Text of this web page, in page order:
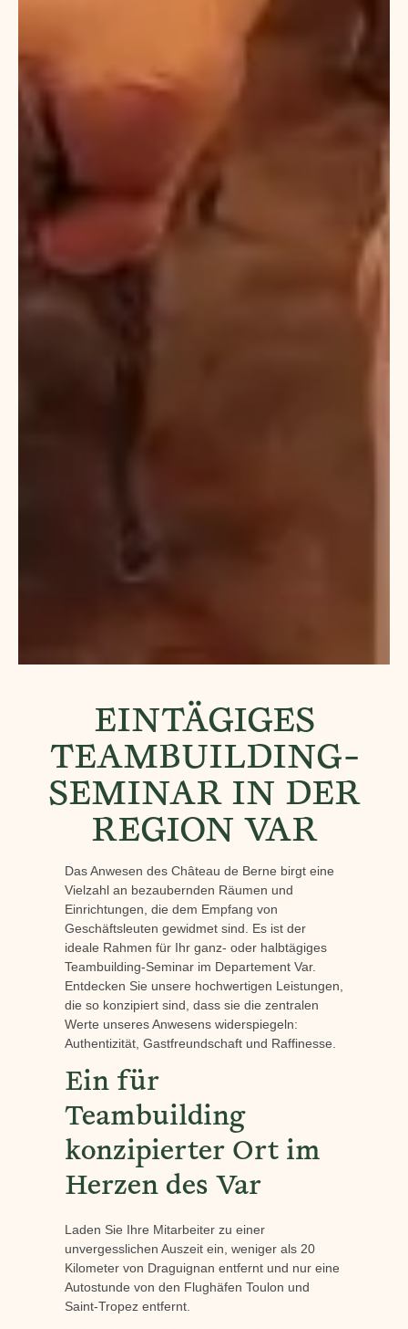
EINTÄGIGES
TEAMBUILDING-
SEMINAR IN DER
REGION VAR
Das Anwesen des Château de Berne birgt eine
Vielzahl an bezaubernden Räumen und
Einrichtungen, die dem Empfang von
Geschäftsleuten gewidmet sind. Es ist der
ideale Rahmen für Ihr ganz- oder halbtägiges
Teambuilding-Seminar im Departement Var.
Entdecken Sie unsere hochwertigen Leistungen,
die so konzipiert sind, dass sie die zentralen
Werte unseres Anwesens widerspiegeln:
Authentizität, Gastfreundschaft und Raffinesse.
Ein für
Teambuilding
konzipierter Ort im
Herzen des Var
Laden Sie Ihre Mitarbeiter zu einer
unvergesslichen Auszeit ein, weniger als 20
Kilometer von Draguignan entfernt und nur eine
Autostunde von den Flughäfen Toulon und
Saint-Tropez entfernt.